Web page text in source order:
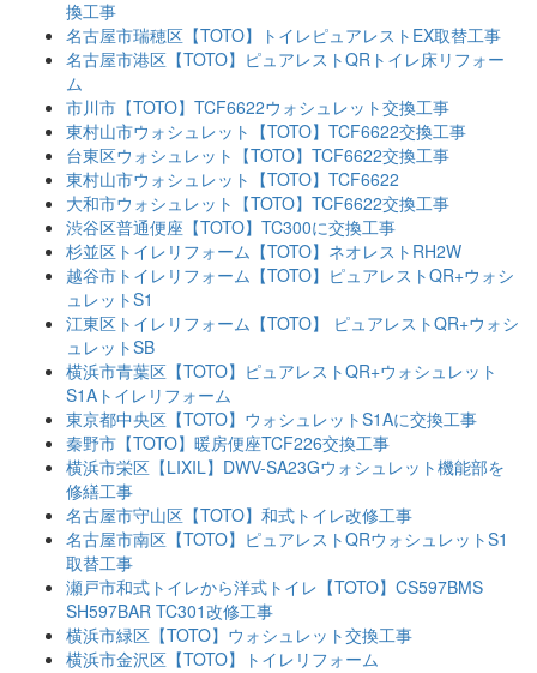
換工事
名古屋市瑞穂区【TOTO】トイレピュアレストEX取替工事
名古屋市港区【TOTO】ピュアレストQRトイレ床リフォー
ム
市川市【TOTO】TCF6622ウォシュレット交換工事
東村山市ウォシュレット【TOTO】TCF6622交換工事
台東区ウォシュレット【TOTO】TCF6622交換工事
東村山市ウォシュレット【TOTO】TCF6622
大和市ウォシュレット【TOTO】TCF6622交換工事
渋谷区普通便座【TOTO】TC300に交換工事
杉並区トイレリフォーム【TOTO】ネオレストRH2W
越谷市トイレリフォーム【TOTO】ピュアレストQR+ウォシ
ュレットS1
江東区トイレリフォーム【TOTO】 ピュアレストQR+ウォシ
ュレットSB
横浜市青葉区【TOTO】ピュアレストQR+ウォシュレット
S1Aトイレリフォーム
東京都中央区【TOTO】ウォシュレットS1Aに交換工事
秦野市【TOTO】暖房便座TCF226交換工事
横浜市栄区【LIXIL】DWV-SA23Gウォシュレット機能部を
修繕工事
名古屋市守山区【TOTO】和式トイレ改修工事
名古屋市南区【TOTO】ピュアレストQRウォシュレットS1
取替工事
瀬戸市和式トイレから洋式トイレ【TOTO】CS597BMS
SH597BAR TC301改修工事
横浜市緑区【TOTO】ウォシュレット交換工事
横浜市金沢区【TOTO】トイレリフォーム